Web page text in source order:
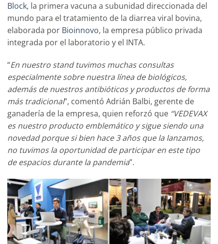
Block, la primera vacuna a subunidad direccionada del
mundo para el tratamiento de la diarrea viral bovina,
elaborada por Bioinnovo, la empresa público privada
integrada por el laboratorio y el INTA.
“En nuestro stand tuvimos muchas consultas
especialmente sobre nuestra línea de biológicos,
además de nuestros antibióticos y productos de forma
más tradicional”, comentó Adrián Balbi, gerente de
ganadería de la empresa, quien reforzó que “VEDEVAX
es nuestro producto emblemático y sigue siendo una
novedad porque si bien hace 3 años que la lanzamos,
no tuvimos la oportunidad de participar en este tipo
de espacios durante la pandemia”.